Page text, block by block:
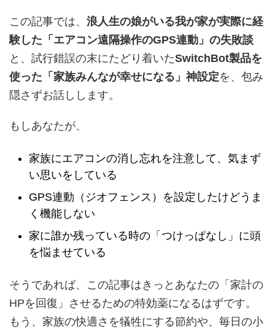
この記事では、 浪人生の娘がいる我が家が実際に経
験した「エアコン遠隔操作のGPS連動」の失敗談
と、試行錯誤の末にたどり着いたSwitchBot製品を
使った「家族みんなが幸せになる」神設定を、包み
隠さずお話しします。
もしあなたが、
家族にエアコンの消し忘れを注意して、気まず
い思いをしている
GPS連動（ジオフェンス）を設定したけどうま
く機能しない
家に誰か残っている時の「つけっぱなし」に頭
を悩ませている
そうであれば、この記事はきっとあなたの「家計の
HPを回復」させるための特効薬になるはずです。
もう、家族の快適さを犠牲にする節約や、毎日の小